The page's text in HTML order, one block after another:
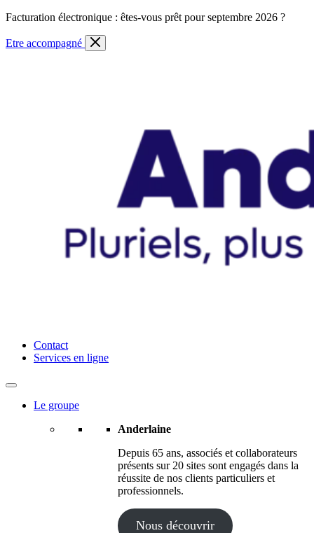
Skip
content
Facturation électronique : êtes-vous prêt pour septembre 2026 ?
Etre accompagné
Anderlaine | Conseil – Expert comptable – Avocat – Audit
Contact
Services en ligne
Le groupe
Anderlaine
Depuis 65 ans, associés et collaborateurs
présents sur 20 sites sont engagés dans la
réussite de nos clients particuliers et
professionnels.
Nous découvrir